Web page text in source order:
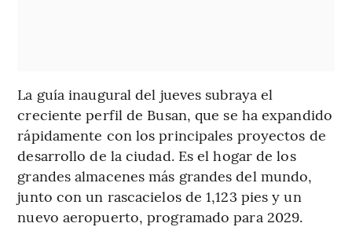
La guía inaugural del jueves subraya el
creciente perfil de Busan, que se ha expandido
rápidamente con los principales proyectos de
desarrollo de la ciudad. Es el hogar de los
grandes almacenes más grandes del mundo,
junto con un rascacielos de 1,123 pies y un
nuevo aeropuerto, programado para 2029.